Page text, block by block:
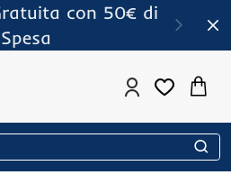
con 50€ di
Spesa